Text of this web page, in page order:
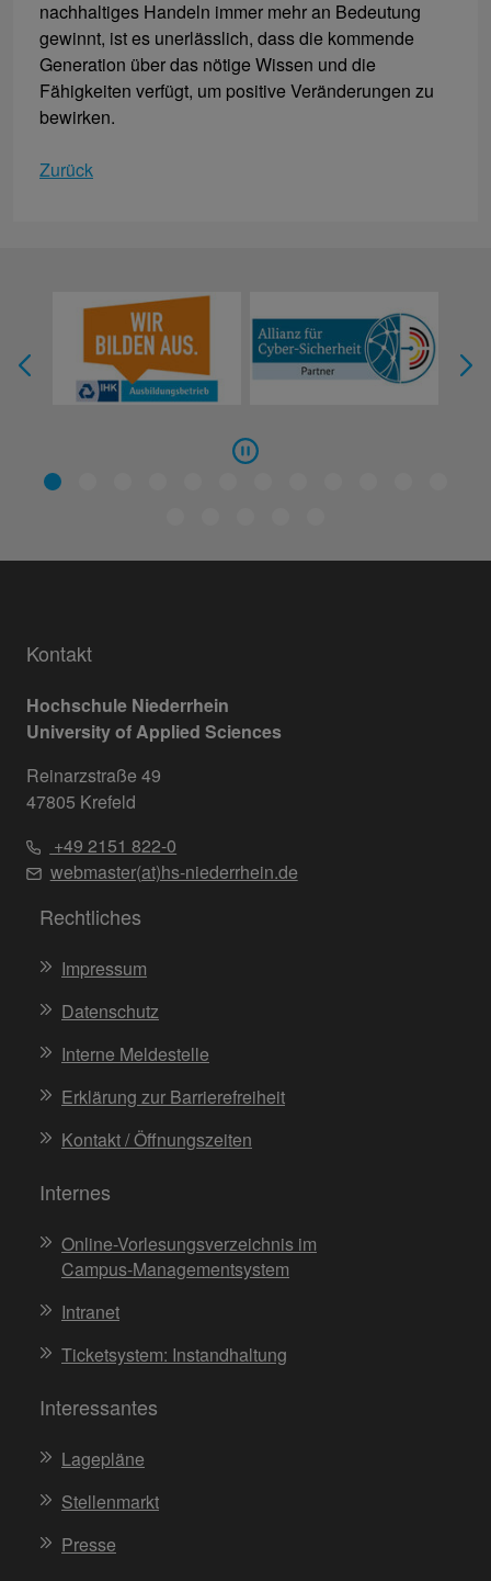
nachhaltiges Handeln immer mehr an Bedeutung
gewinnt, ist es unerlässlich, dass die kommende
Generation über das nötige Wissen und die
Fähigkeiten verfügt, um positive Veränderungen zu
bewirken.
Zurück
Kontakt
Hochschule Niederrhein
University of Applied Sciences
Reinarzstraße 49
47805 Krefeld
+49 2151 822-0
webmaster(at)hs-niederrhein.de
Rechtliches
Impressum
Datenschutz
Interne Meldestelle
Erklärung zur Barrierefreiheit
Kontakt / Öffnungszeiten
Internes
Online-Vorlesungsverzeichnis im
Campus-Managementsystem
Intranet
Ticketsystem: Instandhaltung
Interessantes
Lagepläne
Stellenmarkt
Presse